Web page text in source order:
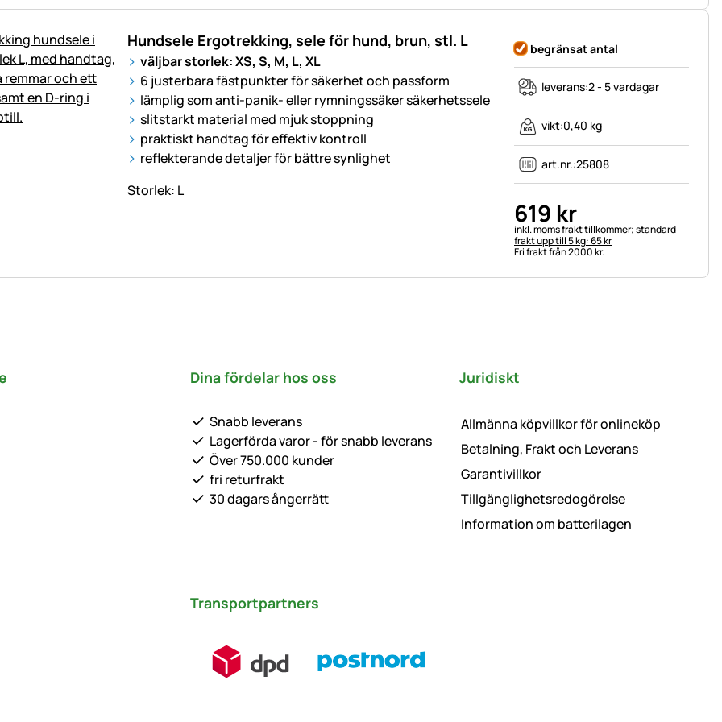
Hundsele Ergotrekking, sele för hund, brun, stl. L
väljbar storlek: XS, S, M, L, XL
6 justerbara fästpunkter för säkerhet och passform
lämplig som anti-panik- eller rymningssäker säkerhetssele
slitstarkt material med mjuk stoppning
praktiskt handtag för effektiv kontroll
reflekterande detaljer för bättre synlighet
Storlek: L
begränsat antal
leverans:2 - 5 vardagar
vikt:0,40 kg
art.nr.:25808
619 kr
Skatteinformation:
inkl. momsfrakt tillkommer; standard
frakt upp till 5 kg: 65 kr
Fri frakt från 2000 kr.
Dina fördelar hos oss
Snabb leverans
Lagerförda varor - för snabb leverans
Över 750.000 kunder
fri returfrakt
30 dagars ångerrätt
Juridiskt
Allmänna köpvillkor för onlineköp
Betalning, Frakt och Leverans
Garantivillkor
Tillgänglighetsredogörelse
Information om batterilagen
Transportpartners